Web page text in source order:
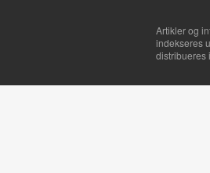
Artikler og
indekseres
distribueres